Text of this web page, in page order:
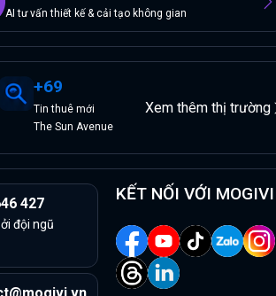
AI tư vấn thiết kế & cải tạo không gian
+69
Tinthuê mới
The Sun Avenue
Xem thêm thị trường
427
đội ngũ
KẾT NỐI VỚI MOGIVI